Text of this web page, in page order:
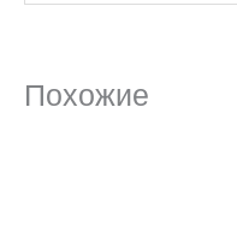
Похожие